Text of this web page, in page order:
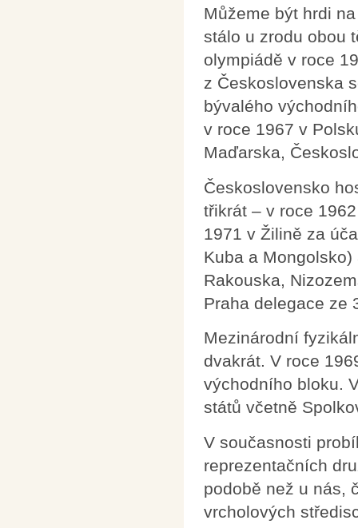
Můžeme být hrdi
stálo u zrodu obou
olympiádě v roce
z Československa
bývalého
v roce 1967 v
Maďarska,
Československo
třikrát – v roce
1971 v Žilině za
Kuba a
Rakouska,
Praha delegace ze
Mezinárodní
dvakrát. V roce
východního bloku.
států včetně
V současnosti
reprezentačních
podobě než u nás,
vrcholových